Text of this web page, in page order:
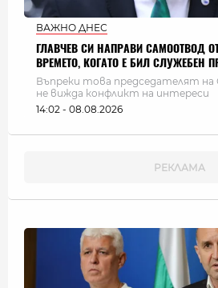
ВАЖНО ДНЕС
ГЛАВЧЕВ СИ НАПРАВИ САМООТВОД
ВРЕМЕТО, КОГАТО Е БИЛ СЛУЖЕБЕН
Въпреки това председателят
не вижда конфликт на интереси
14:02 - 08.08.2026